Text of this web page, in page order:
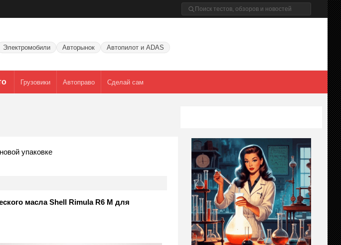
Электромобили Авторынок Автопилот и ADAS
Грузовики Автоправо Сделай сам
упаковке
масла Shell Rimula R6 M для